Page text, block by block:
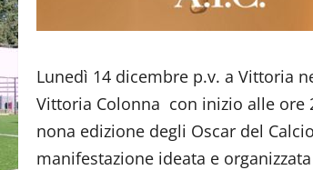
Lunedì 14 dicembre p.v. a Vittoria
Vittoria Colonna con inizio alle ore
nona edizione degli Oscar del
manifestazione ideata e